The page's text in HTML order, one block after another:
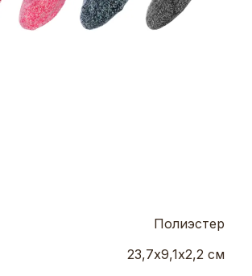
Полиэстер
23,7х9,1х2,2 см